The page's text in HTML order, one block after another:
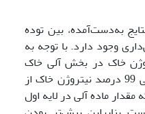
به‌دست‌آمده، بین توده
وجود دارد. با توجه به
خاک در بخش آلی خاک
وجود دارد (لایه اول) و به‌طورکلی 99 درصد نیتروژن خاک از
می‌شود (3) و اینکه مقدار ماده آلی در لایه اول